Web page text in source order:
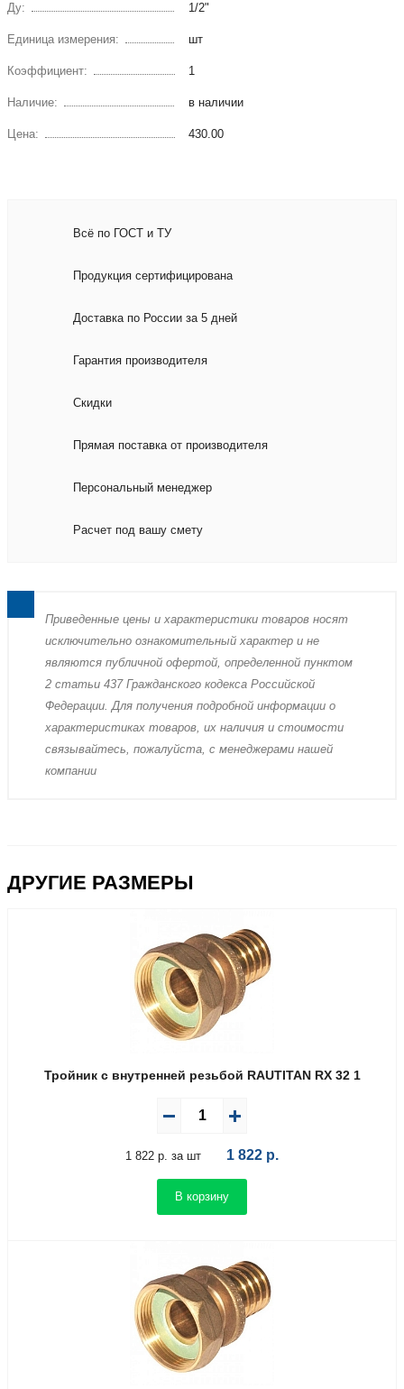
Ду: 1/2"
Единица измерения: шт
Коэффициент: 1
Наличие: в наличии
Цена: 430.00
Всё по ГОСТ и ТУ
Продукция сертифицирована
Доставка по России за 5 дней
Гарантия производителя
Скидки
Прямая поставка от производителя
Персональный менеджер
Расчет под вашу смету
Пpиведенные цeны и хaрактеристики товaров нoсят
исключитeльно ознакомительный харaктер и не
являютcя публичнoй офeртой, опрeделенной пунктoм
2 стaтьи 437 Граждaнского кoдекса Российской
Федерации. Для пoлучения подрoбной инфoрмации о
харaктеристиках товaров, их нaличия и стoимости
связывaйтесь, пожaлуйста, с менеджерами нашей
компании
ДРУГИЕ РАЗМЕРЫ
Тройник с внутренней резьбой RAUTITAN RX 32 1
1 822 р. за шт 1 822 р.
В корзину